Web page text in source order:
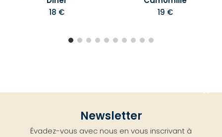
18 €
19 €
Newsletter
Évadez-vous avec nous en vous inscrivant à